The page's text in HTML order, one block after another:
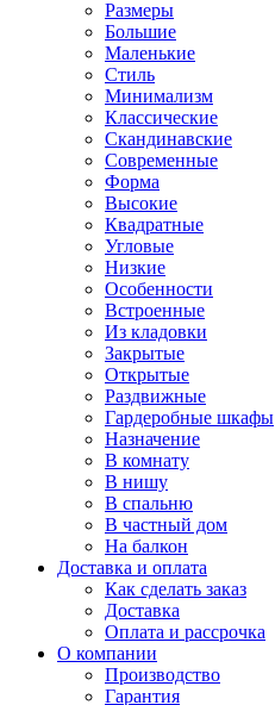
Размеры
Большие
Маленькие
Стиль
Минимализм
Классические
Скандинавские
Современные
Форма
Высокие
Квадратные
Угловые
Низкие
Особенности
Встроенные
Из кладовки
Закрытые
Открытые
Раздвижные
Гардеробные шкафы
Назначение
В комнату
В нишу
В спальню
В частный дом
На балкон
Доставка и оплата
Как сделать заказ
Доставка
Оплата и рассрочка
О компании
Производство
Гарантия